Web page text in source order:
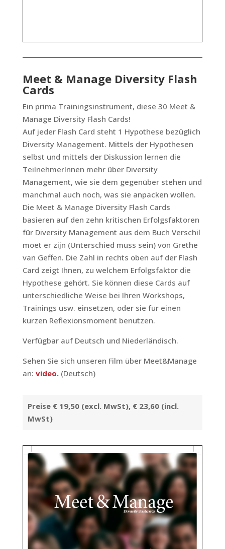
Meet & Manage Diversity Flash
Cards
Ein prima Trainingsinstrument, diese 30 Meet &
Manage Diversity Flash Cards!
Auf jeder Flash Card steht 1 Hypothese bezüglich
Diversity Management. Mittels der Hypothesen
selbst und mittels der Diskussion lernen die
TeilnehmerInnen mehr über Diversity
Management, wie sie dem gegenüber stehen und
manchmal auch noch, was sie anpacken wollen.
Die Meet & Manage Diversity Flash Cards
basieren auf den zehn kritischen Erfolgsfaktoren
für Diversity Management aus dem Buch Verschil
moet er zijn (Unterschied muss sein) von Grethe
van Geffen. Die Zahl in rechts oben auf der Flash
Card zeigt Ihnen, zu welchem Erfolgsfaktor die
Hypothese gehört. Sie können diese Cards auf
unterschiedliche Weise bei Ihren Workshops,
Trainings usw. einsetzen, oder sie für einen
kurzen Reflexionsmoment benutzen.
Verfügbar auf Deutsch und Niederländisch.
Sehen Sie sich unseren Film über Meet&Manage
an: video. (Deutsch)
Preise € 19,50 (excl. MwSt), € 23,60 (incl.
MwSt)